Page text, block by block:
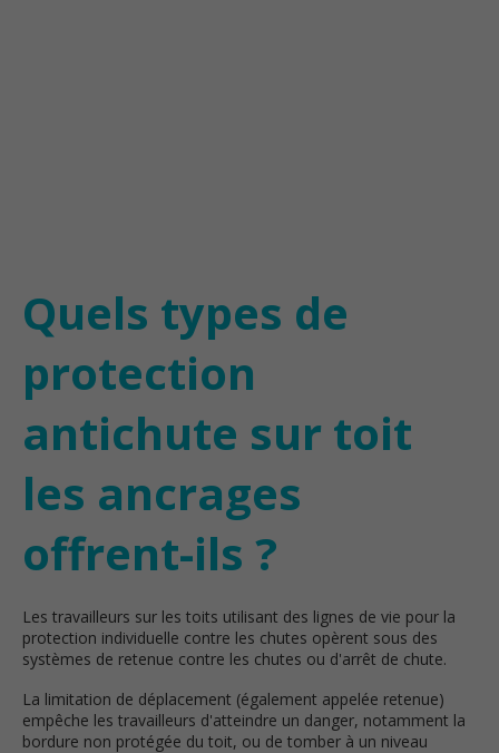
Quels types de
protection
antichute sur toit
les ancrages
offrent-ils ?
Les travailleurs sur les toits utilisant des lignes de vie pour la
protection individuelle contre les chutes opèrent sous des
systèmes de retenue contre les chutes ou d'arrêt de chute.
La limitation de déplacement (également appelée retenue)
empêche les travailleurs d'atteindre un danger, notamment la
bordure non protégée du toit, ou de tomber à un niveau